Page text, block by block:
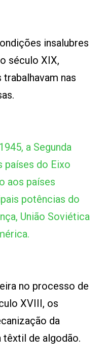
insalubres
século XIX,
nas
a Segunda
países do Eixo
aos países
potências do
União Soviética
no processo de
XVIII, os
da
têxtil de algodão.